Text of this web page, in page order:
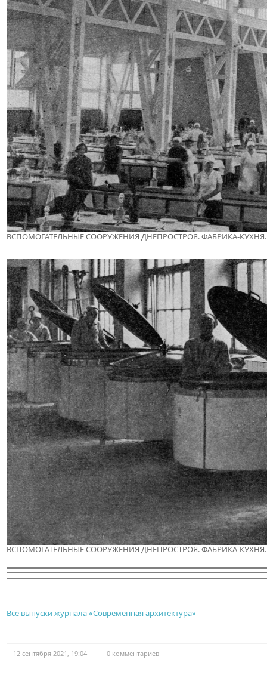
ВСПОМОГАТЕЛЬНЫЕ СООРУЖЕНИЯ ДНЕПРОСТРОЯ. ФАБРИКА-
ВСПОМОГАТЕЛЬНЫЕ СООРУЖЕНИЯ ДНЕПРОСТРОЯ. ФАБРИКА-
Все выпуски журнала «Современная архитектура»
12 сентября 2021, 19:04 0 комментариев